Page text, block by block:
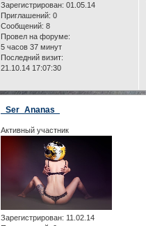
Зарегистрирован: 01.05.14
Приглашений: 0
Сообщений: 8
Провел на форуме:
5 часов 37 минут
Последний визит:
21.10.14 17:07:30
_Ser_Ananas_
Активный участник
Зарегистрирован: 11.02.14